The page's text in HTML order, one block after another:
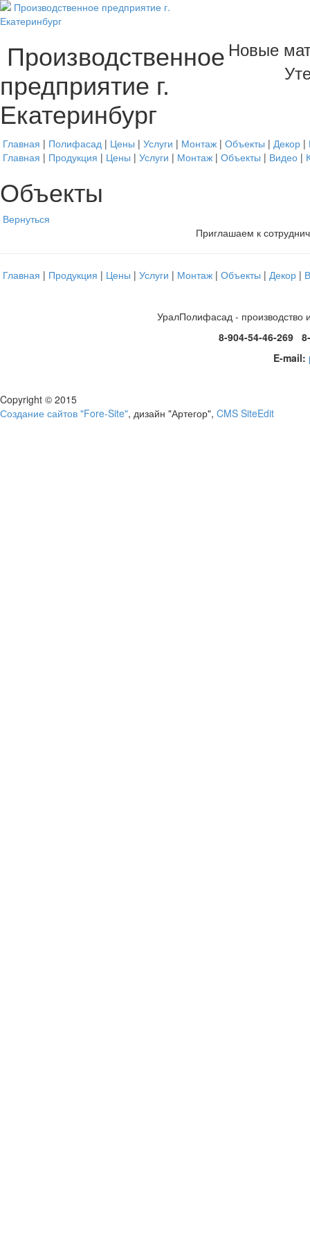
Производственное
предприятие г.
Екатеринбург
Новые
Главная | Полифасад | Цены | Услуги | Монтаж | Объекты | Декор |
Главная | Продукция | Цены | Услуги | Монтаж | Объекты | Видео |
Объекты
Вернуться
Приглашаем к
Главная | Продукция | Цены | Услуги | Монтаж | Объекты | Декор |
УралПолифасад - производство
8-904-54-46-269
E-mail:
Copyright © 2015
Создание сайтов "Fore-Site", дизайн "Артегор", CMS SiteEdit